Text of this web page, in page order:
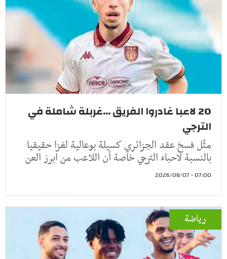
20 لاعبا غادروا الفريق ...غربلة شاملة في
الترجي
مثّل فسخ عقد الجزائري كسيلة بوعالية لغزا حقيقيا
بالنسبة لاحباء الترجي خاصة أن اللاعب من ابرز العن
07:00 - 2026/08/07
رياضة